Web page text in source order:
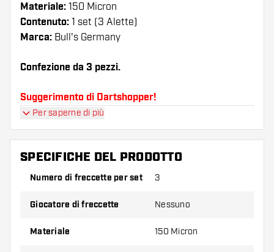
Materiale: 150 Micron
Contenuto: 1 set (3 Alette)
Marca: Bull's Germany
Confezione da 3 pezzi.
Suggerimento di Dartshopper!
numero di alette e di astine. Questi possono
danneggiarsi o rompersi con l'uso.
spessore diverso di alette per scoprire quale
Per saperne di più
SPECIFICHE DEL PRODOTTO
Numero di freccette per set 3
Giocatore di freccette Nessuno
Materiale 150 Micron